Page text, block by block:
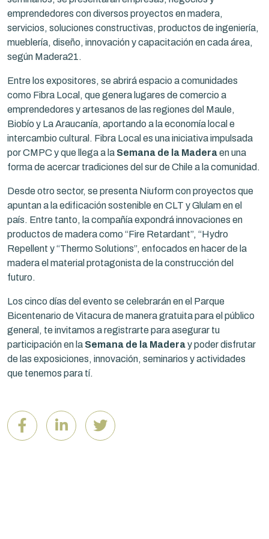
emprendedores con diversos proyectos en madera,
servicios, soluciones constructivas, productos de ingeniería,
mueblería, diseño, innovación y capacitación en cada área,
según Madera21.
Entre los expositores, se abrirá espacio a comunidades
como Fibra Local, que genera lugares de comercio a
emprendedores y artesanos de las regiones del Maule,
Biobío y La Araucanía, aportando a la economía local e
intercambio cultural. Fibra Local es una iniciativa impulsada
por CMPC y que llega a la Semana de la Maderaen una
forma de acercar tradiciones del sur de Chile a la comunidad.
Desde otro sector, se presenta Niuform con proyectos que
apuntan a la edificación sostenible en CLT y Glulam en el
país. Entre tanto, la compañía expondrá innovaciones en
productos de madera como “Fire Retardant”, “Hydro
Repellent y “Thermo Solutions”, enfocados en hacer de la
madera el material protagonista de la construcción del
futuro.
Los cinco días del evento se celebrarán en el Parque
Bicentenario de Vitacura de manera gratuita para el público
general, te invitamos a registrarte para asegurar tu
participación en la Semana de la Maderay poder disfrutar
de las exposiciones, innovación, seminarios y actividades
que tenemos para tí.